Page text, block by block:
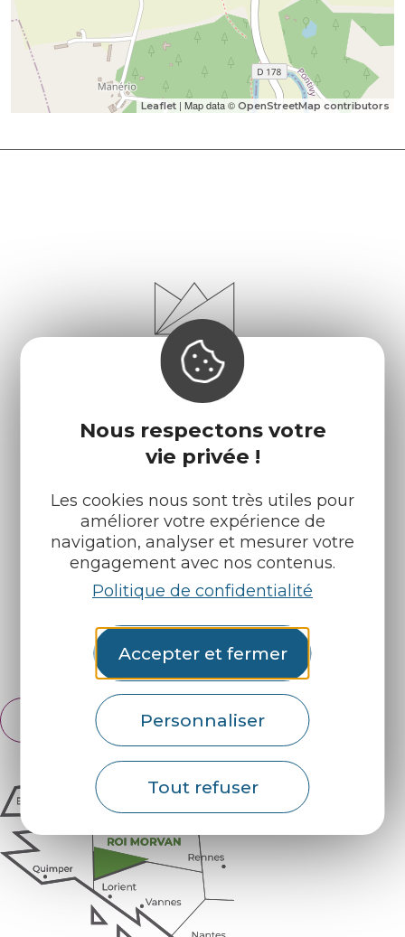
Nous respectons votre
vie privée !
Les cookies nous sont très utiles pour
améliorer votre expérience de
navigation, analyser et mesurer votre
engagement avec nos contenus.
Politique de confidentialité
Accepter et fermer
Personnaliser
Tout refuser
Leaflet | Map data © OpenStreetMap contributors
Infos pratiques
Nos accueils
Nos brochures
Météo
Espace pro Partenaires
Français
English